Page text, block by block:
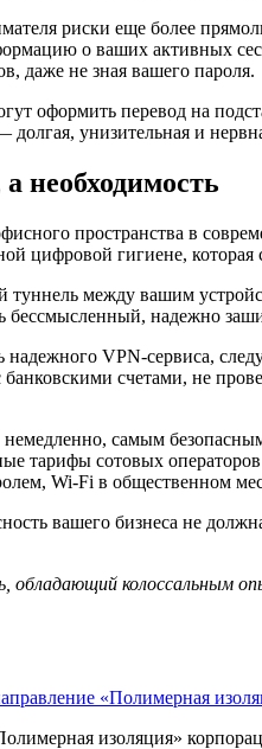
риски еще более
о ваших активных
даже не зная вашего пароля.
оформить перевод на
унизительная и
необходимость
пространства в
цифровой гигиене,
между вашим
бессмысленный, надежно
VPN-сервиса,
счетами, не
самым
тарифы сотовых
Wi-Fi в общественном
вашего бизнеса не
обладающий колоссальным
«Полимерная
изоляция»